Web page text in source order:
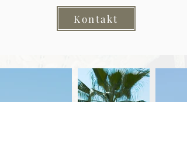
Kontakt